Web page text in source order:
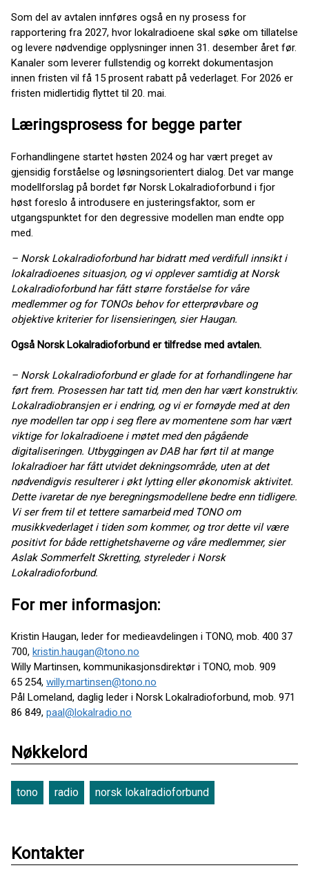
Som del av avtalen innføres også en ny prosess for
rapportering fra 2027, hvor lokalradioene skal søke om tillatelse
og levere nødvendige opplysninger innen 31. desember året før.
Kanaler som leverer fullstendig og korrekt dokumentasjon
innen fristen vil få 15 prosent rabatt på vederlaget. For 2026 er
fristen midlertidig flyttet til 20. mai.
Læringsprosess for begge parter
Forhandlingene startet høsten 2024 og har vært preget av
gjensidig forståelse og løsningsorientert dialog. Det var mange
modellforslag på bordet før Norsk Lokalradioforbund i fjor
høst foreslo å introdusere en justeringsfaktor, som er
utgangspunktet for den degressive modellen man endte opp
med.
– Norsk Lokalradioforbund har bidratt med verdifull innsikt i
lokalradioenes situasjon, og vi opplever samtidig at Norsk
Lokalradioforbund har fått større forståelse for våre
medlemmer og for TONOs behov for etterprøvbare og
objektive kriterier for lisensieringen, sier Haugan.
Også Norsk Lokalradioforbund er tilfredse med avtalen.
– Norsk Lokalradioforbund er glade for at forhandlingene har
ført frem. Prosessen har tatt tid, men den har vært konstruktiv.
Lokalradiobransjen er i endring, og vi er fornøyde med at den
nye modellen tar opp i seg flere av momentene som har vært
viktige for lokalradioene i møtet med den pågående
digitaliseringen. Utbyggingen av DAB har ført til at mange
lokalradioer har fått utvidet dekningsområde, uten at det
nødvendigvis resulterer i økt lytting eller økonomisk aktivitet.
Dette ivaretar de nye beregningsmodellene bedre enn tidligere.
Vi ser frem til et tettere samarbeid med TONO om
musikkvederlaget i tiden som kommer, og tror dette vil være
positivt for både rettighetshaverne og våre medlemmer, sier
Aslak Sommerfelt Skretting, styreleder i Norsk
Lokalradioforbund.
For mer informasjon:
Kristin Haugan, leder for medieavdelingen i TONO, mob. 400 37
700, kristin.haugan@tono.no
Willy Martinsen, kommunikasjonsdirektør i TONO, mob. 909
65 254, willy.martinsen@tono.no
Pål Lomeland, daglig leder i Norsk Lokalradioforbund, mob. 971
86 849, paal@lokalradio.no
Nøkkelord
tono radio norsk lokalradioforbund
Kontakter